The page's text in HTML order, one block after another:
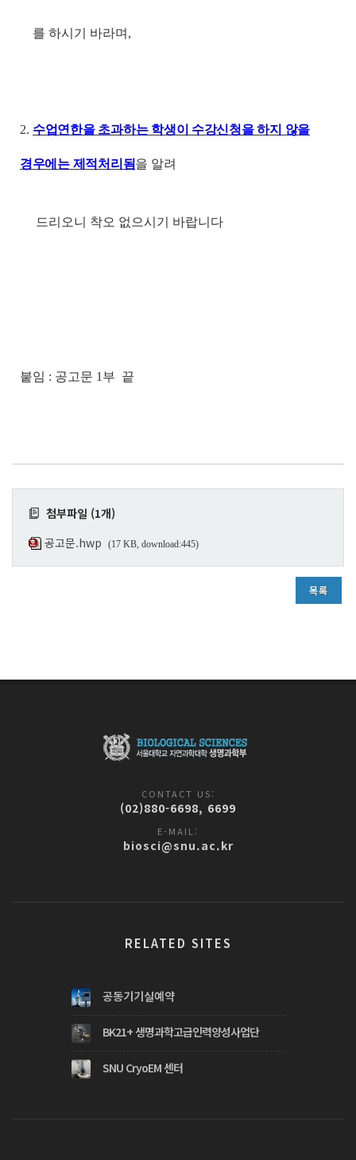
를 하시기 바라며,
2. 수업연한을 초과하는 학생이 수강신청을 하지 않을
경우에는 제적처리됨을 알려
드리오니 착오 없으시기 바랍니다
붙임 : 공고문 1 부 끝
첨부파일 (1개)
공고문.hwp
(17 KB, download:445)
목록
CONTACT US:
(02)880-6698, 6699
E-MAIL:
biosci@snu.ac.kr
RELATED SITES
공동기기실예약
BK21+ 생명과학고급인력양성사업단
SNU CryoEM 센터